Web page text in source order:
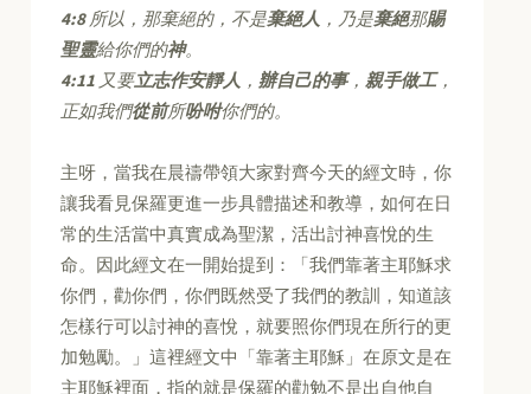
4:8所以，那棄絕的，不是棄絕人 ，乃是棄絕那賜
聖靈給你們的神。
4:11 又要立志作安靜人 ， 辦自己的事， 親手做工，
正如我們從前所吩咐你們的。
主呀，當我在晨禱帶領大家對齊今天的經文時，你
讓我看見保羅更進一步具體描述和教導，如何在日
常的生活當中真實成為聖潔，活出討神喜悅的生
命。因此經文在一開始提到：「我們靠著主耶穌求
你們，勸你們，你們既然受了我們的教訓，知道該
怎樣行可以討神的喜悅，就要照你們現在所行的更
加勉勵。」這裡經文中「靠著主耶穌」在原文是在
主耶穌裡面，指的就是保羅的勸勉不是出自他自